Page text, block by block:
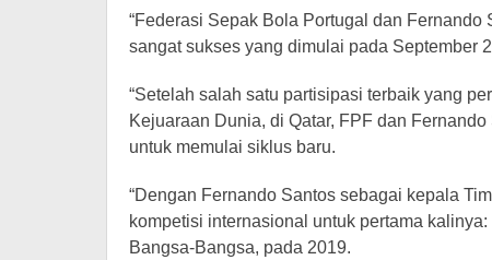
“Federasi Sepak Bola Portugal dan
sangat sukses yang dimulai pada September
“Setelah salah satu partisipasi terbaik yang
Kejuaraan Dunia, di Qatar, FPF dan
untuk memulai siklus baru.
“Dengan Fernando Santos sebagai kepala
kompetisi internasional untuk pertama
Bangsa-Bangsa, pada 2019.